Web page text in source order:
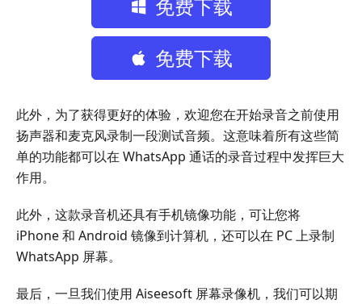
免费下载
免费下载
此外，为了获得更好的体验，欢迎您在开始录音之前使用
扬声器和麦克风录制一段测试音频。这意味着所有这些简
单的功能都可以在 WhatsApp 通话的录音过程中发挥巨大
作用。
此外，这款录音机还具有手机镜像功能，可让您将
iPhone 和 Android 镜像到计算机，还可以在 PC 上录制
WhatsApp 屏幕。
最后，一旦我们使用 Aiseesoft 屏幕录像机，我们可以期